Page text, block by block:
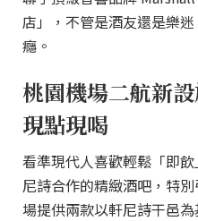
店」，不管是酒友還是樂
癮。
桃園機場二航新
現點現喝
看準現代人喜歡輕鬆「即
尼詩合作的精緻酒吧，特
場提供兩款以軒尼詩干邑